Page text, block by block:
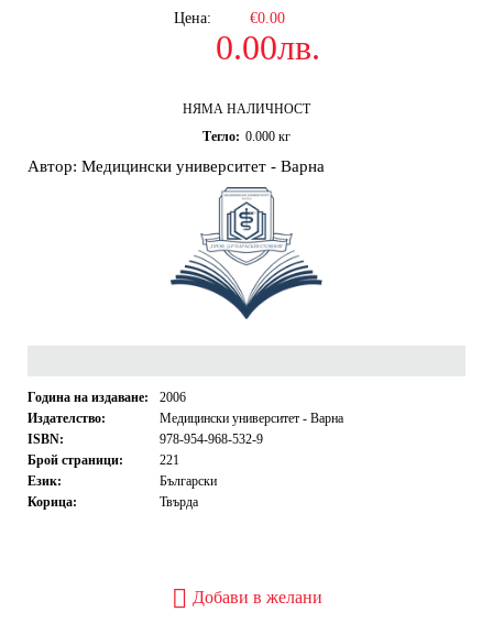
Цена: €0.00
0.00лв.
НЯМА НАЛИЧНОСТ
Тегло: 0.000 кг
Автор: Медицински университет - Варна
Година на издаване:
2006
Издателство:
Медицински университет - Варна
ISBN:
978-954-968-532-9
Брой страници:
221
Език:
Български
Корица:
Твърда
Добави в желани